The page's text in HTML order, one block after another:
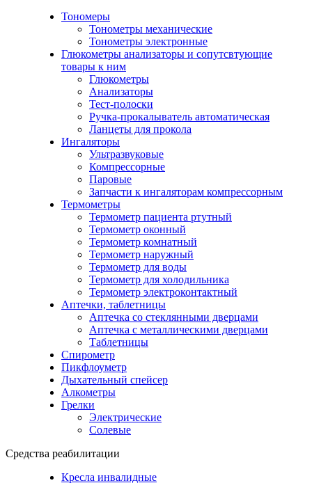
Тономеры
Тонометры механические
Тонометры электронные
Глюкометры анализаторы и сопутсвтующие
товары к ним
Глюкометры
Анализаторы
Тест-полоски
Ручка-прокалыватель автоматическая
Ланцеты для прокола
Ингаляторы
Ультразвуковые
Компрессорные
Паровые
Запчасти к ингаляторам компрессорным
Термометры
Термометр пациента ртутный
Термометр оконный
Термометр комнатный
Термометр наружный
Термометр для воды
Термометр для холодильника
Термометр электроконтактный
Аптечки, таблетницы
Аптечка со стеклянными дверцами
Аптечка с металлическими дверцами
Таблетницы
Спирометр
Пикфлоуметр
Дыхательный спейсер
Алкометры
Грелки
Электрические
Солевые
Средства реабилитации
Кресла инвалидные